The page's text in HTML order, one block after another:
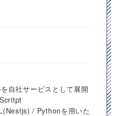
自社サービスとして展開
/ Pythonを用いた